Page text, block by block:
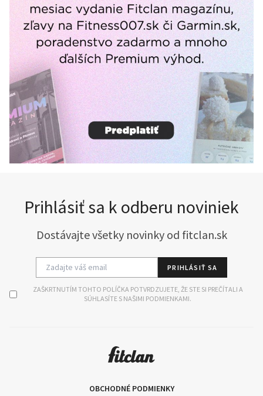
Prihlásiť sa k odberu noviniek
Dostávajte všetky novinky od fitclan.sk
PRIHLÁSIŤ SA
ZAŠKRTNUTÍM TOHTO POLÍČKA POTVRDZUJETE, ŽE STE SI PREČÍTALI A
SÚHLASÍTE S NAŠIMI PODMIENKAMI.
OBCHODNÉ PODMIENKY